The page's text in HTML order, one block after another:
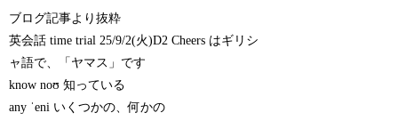
ブログ記事より抜粋
英会話 time trial 25/9/2(火)D2 Cheers はギリシ
ャ語で、「ヤマス」です
know noʊ 知っている
any ˈeni いくつかの、何かの